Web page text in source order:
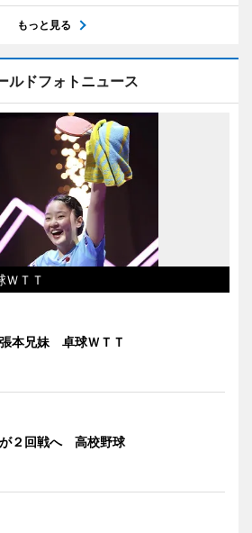
もっと見る
ルドフォトニュース
ＴＴ
本兄妹 卓球ＷＴＴ
２回戦へ 高校野球